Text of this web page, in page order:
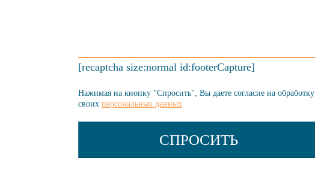
[recaptcha size:normal id:footerCapture]
Нажимая на кнопку "Спросить", Вы даете согласие на обработку
своих персональных данных